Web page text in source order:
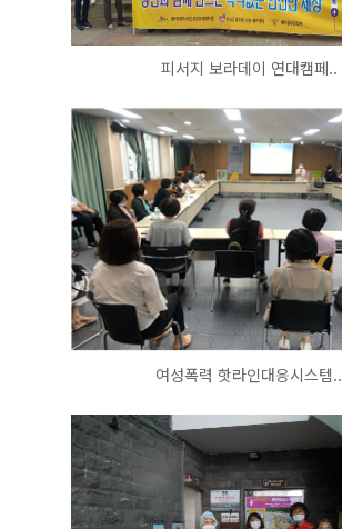
피서지 보라데이 연대캠페..
여성폭력 핫라인대응시스템..